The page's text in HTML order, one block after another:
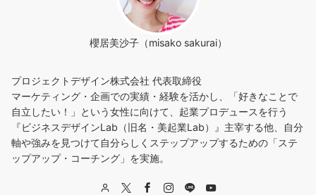
櫻居美沙子（misako sakurai）
プロジェクトデザイン株式会社 代表取締役
マーケティング・企画での実績・経験を活かし、「好きなことで
自立したい！」という女性に向けて、起業プロデュースを行う
『ビジネスデザインLab（旧名・美起業Lab）』主宰する他、自分
軸や強みを見つけて自分らしくステップアップするための「ステ
ップアップ・コーチング」を実施。